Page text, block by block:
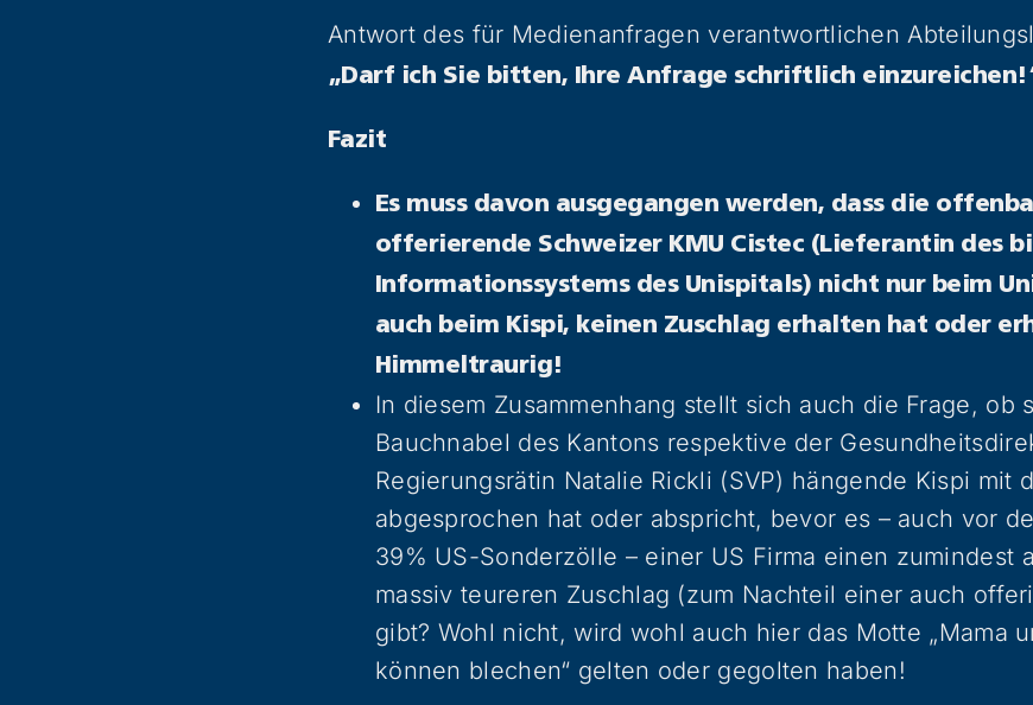
Antwort des für Medienanfragen verantwortlichen
„Darf ich Sie bitten, Ihre Anfrage schriftlich
Fazit
Es muss davon ausgegangen werden, dass die
offerierende Schweizer KMU Cistec (Lieferantin des
Informationssystems des Unispitals) nicht nur beim
auch beim Kispi, keinen Zuschlag erhalten hat oder
Himmeltraurig!
In diesem Zusammenhang stellt sich auch die Frage, ob
Bauchnabel des Kantons respektive der
Regierungsrätin Natalie Rickli (SVP) hängende Kispi mit
abgesprochen hat oder abspricht, bevor es – auch vor
39% US-Sonderzölle – einer US Firma einen zumindest
massiv teureren Zuschlag (zum Nachteil einer auch
gibt? Wohl nicht, wird wohl auch hier das Motte „Mama
können blechen“ gelten oder gegolten haben!